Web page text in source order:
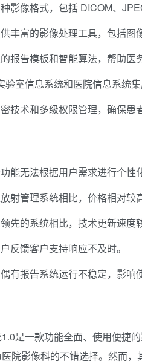
影像格式，包括 DICOM、
丰富的影像处理工具，包括图
报告模板和智能算法，帮助医
验室信息系统和医院信息系统集
技术和多级权限管理，确保患
能无法根据用户需求进行个性
射管理系统相比，价格相对较
先的系统相比，技术更新速度
反馈客户支持响应不及时。
偶有报告系统运行不稳定，影响
是一款功能全面、使用便捷
院影像科的不错选择。然而